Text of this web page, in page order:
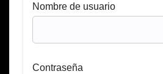
Nombre de usuario
Contraseña